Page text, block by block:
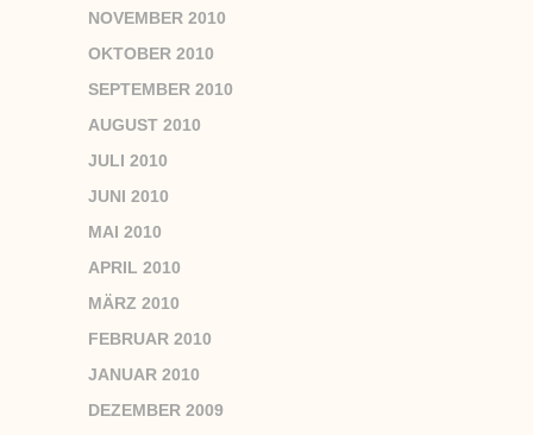
NOVEMBER 2010
OKTOBER 2010
SEPTEMBER 2010
AUGUST 2010
JULI 2010
JUNI 2010
MAI 2010
APRIL 2010
MÄRZ 2010
FEBRUAR 2010
JANUAR 2010
DEZEMBER 2009